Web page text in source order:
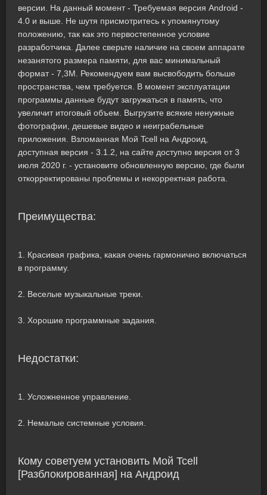
версии. На данный момент - Требуемая версия Android -
4.0 и выше. Не шутя присмотритесь к упомянутому
положению, так как это первостепенное условие
разработчика. Далее сверьте наличие на своем аппарате
незанятого размера памяти, для вас минимальный
формат - 7,3M. Рекомендуем вам высвободить больше
пространства, чем требуется. В момент эксплуатации
программы данные будут загружаться в память, что
увеличит итоговый объем. Выгрузите всякие ненужные
фотографии, дешевые видео и неиграбельные
приложения. Взломанная Мой Tcell на Андроид,
доступная версия - 3.1.2, на сайте доступно версия от 3
июля 2020 г. - установите обновленную версию, где были
откорректированы проблемы и некорректная работа.
Преимущества:
1. Красивая графика, какая очень гармонично включаться
в программу.
2. Веселые музыкальные треки.
3. Хорошие программные задания.
Недостатки:
1. Усложненное управление.
2. Немалые системные условия.
Кому советуем установить Мой Tcell
[Разблокированная] на Андроид